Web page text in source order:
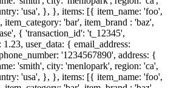
'usa', }, }, items: [{ item_name: 'foo',
'bar', item_brand : 'baz',
{ 'transaction_id': 't_12345',
user_data: { email_address:
'1234567890', address: {
'smith', city: 'menlopark', region: 'ca',
'usa', }, }, items: [{ item_name: 'foo',